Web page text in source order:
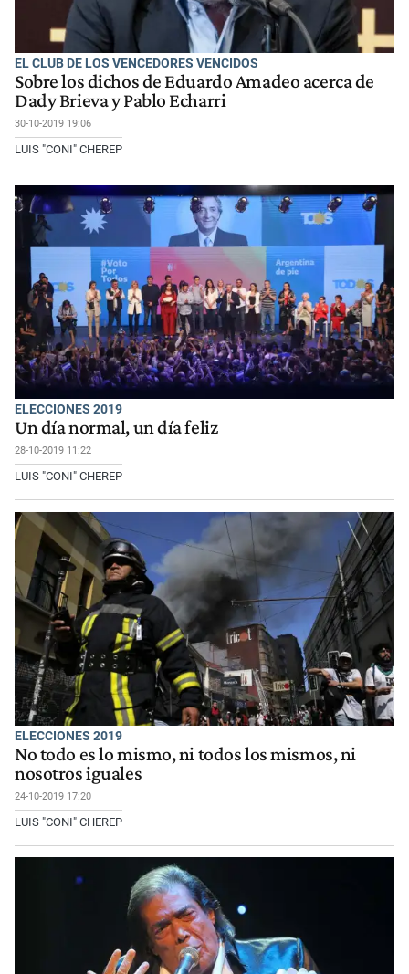
EL CLUB DE LOS VENCEDORES VENCIDOS
Sobre los dichos de Eduardo Amadeo acerca de
Dady Brieva y Pablo Echarri
30-10-2019 19:06
LUIS "CONI" CHEREP
ELECCIONES 2019
Un día normal, un día feliz
28-10-2019 11:22
LUIS "CONI" CHEREP
ELECCIONES 2019
No todo es lo mismo, ni todos los mismos, ni
nosotros iguales
24-10-2019 17:20
LUIS "CONI" CHEREP